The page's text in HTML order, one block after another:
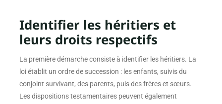
Identifier les héritiers et
leurs droits respectifs
La première démarche consiste à identifier les héritiers. La
loi établit un ordre de succession : les enfants, suivis du
conjoint survivant, des parents, puis des frères et sœurs.
Les dispositions testamentaires peuvent également